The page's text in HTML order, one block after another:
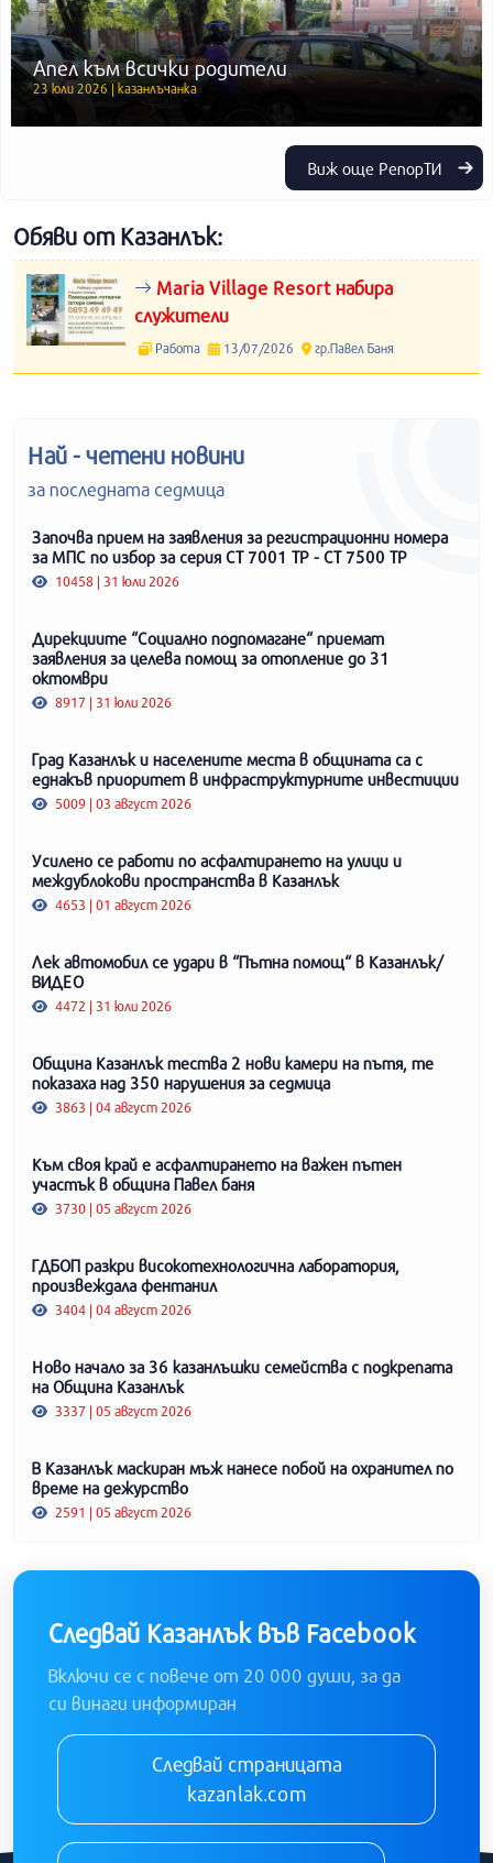
Апел към всички родители
23 юли 2026 | казанлъчанка
Виж още РепорТИ
Обяви от Казанлък:
Maria Village Resort набира
служители
Работа 13/07/2026 гр.Павел Баня
Най - четени новини
за последната седмица
Започва прием на заявления за регистрационни номера
за МПС по избор за серия СТ 7001 ТР - СТ 7500 ТР
10458 | 31 юли 2026
Дирекциите “Социално подпомагане“ приемат
заявления за целева помощ за отопление до 31
октомври
8917 | 31 юли 2026
Град Казанлък и населените места в общината са с
еднакъв приоритет в инфраструктурните инвестиции
5009 | 03 август 2026
Усилено се работи по асфалтирането на улици и
междублокови пространства в Казанлък
4653 | 01 август 2026
Лек автомобил се удари в “Пътна помощ“ в Казанлък/
ВИДЕО
4472 | 31 юли 2026
Община Казанлък тества 2 нови камери на пътя, те
показаха над 350 нарушения за седмица
3863 | 04 август 2026
Към своя край е асфалтирането на важен пътен
участък в община Павел баня
3730 | 05 август 2026
ГДБОП разкри високотехнологична лаборатория,
произвеждала фентанил
3404 | 04 август 2026
Ново начало за 36 казанлъшки семейства с подкрепата
на Община Казанлък
3337 | 05 август 2026
В Казанлък маскиран мъж нанесе побой на охранител по
време на дежурство
2591 | 05 август 2026
Следвай Казанлък във Facebook
Включи се с повече от 20 000 души, за да
си винаги информиран
Следвай страницата
kazanlak.com